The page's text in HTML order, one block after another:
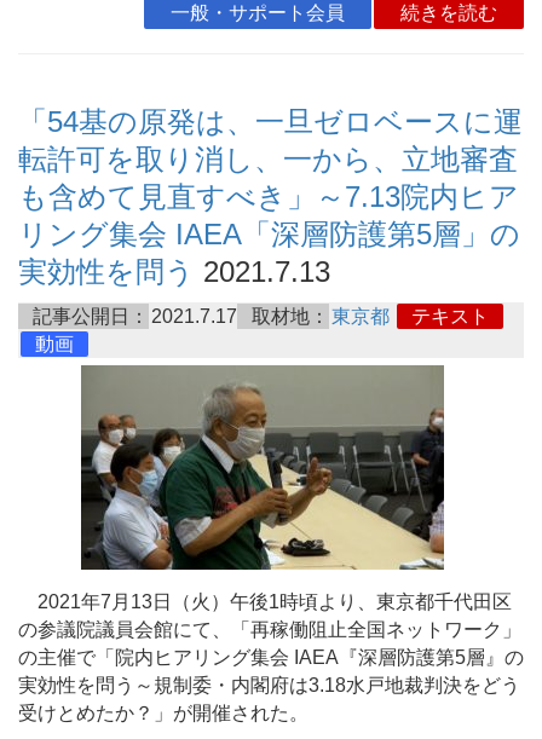
一般・サポート会員 続きを読む
「54基の原発は、一旦ゼロベースに運
転許可を取り消し、一から、立地審査
も含めて見直すべき」～7.13院内ヒア
リング集会 IAEA「深層防護第5層」の
実効性を問う 2021.7.13
記事公開日： 2021.7.17 取材地： 東京都
テキスト
動画
2021年7月13日（火）午後1時頃より、東京都千代田区
の参議院議員会館にて、「再稼働阻止全国ネットワーク」
の主催で「院内ヒアリング集会 IAEA『深層防護第5層』の
実効性を問う～規制委・内閣府は3.18水戸地裁判決をどう
受けとめたか？」が開催された。